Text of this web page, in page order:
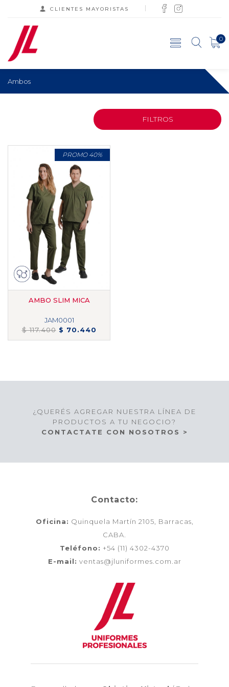
CLIENTES MAYORISTAS
0
Ambos
FILTROS
PROMO 40%
AMBO SLIM MICA
JAM0001
$ 117.400$ 70.440
¿QUERÉS AGREGAR NUESTRA LÍNEA DE
PRODUCTOS A TU NEGOCIO?
CONTACTATE CON NOSOTROS >
Contacto:
Oficina: Quinquela Martín 2105, Barracas,
CABA.
Teléfono: +54 (11) 4302-4370
E-mail: ventas@jluniformes.com.ar